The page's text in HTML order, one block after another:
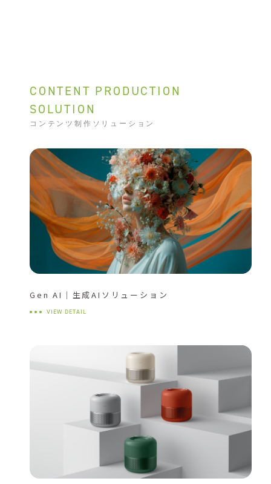
CONTENT PRODUCTION
SOLUTION
コンテンツ制作ソリューション
Gen AI｜生成AIソリューション
VIEW DETAIL